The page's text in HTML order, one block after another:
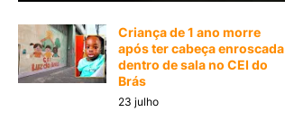
Criança de 1 ano morre
após ter cabeça enroscada
dentro de sala no CEI do
Brás
23 julho